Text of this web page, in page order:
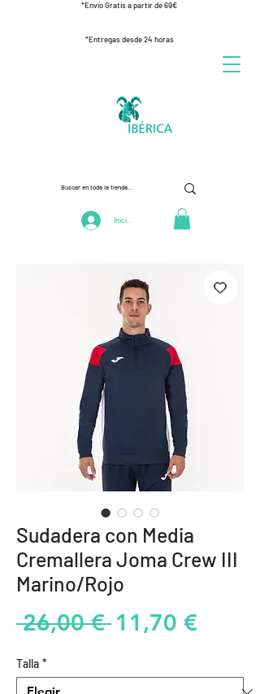
*Envío Gratis a partir de 69€
*Entregas desde 24 horas
Iniciar Sesión
Sudadera con Media
Cremallera Joma Crew III
Marino/Rojo
26,00 € Precio
11,70 €Precio
oferta
Talla *